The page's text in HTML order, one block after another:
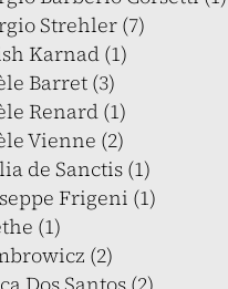
Strehler (7)
Karnad (1)
Barret (3)
Renard (1)
Vienne (2)
de Sanctis (1)
Frigeni (1)
(1)
(2)